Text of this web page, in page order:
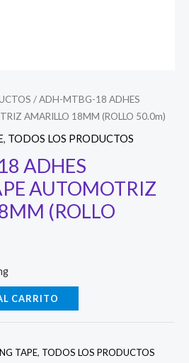
/ ADH-MTBG-18 ADHES
AMARILLO 18MM (ROLLO 50.0m)
, TODOS LOS PRODUCTOS
ADHES
AUTOMOTRIZ
(ROLLO
CARRITO
TAPE, TODOS LOS PRODUCTOS